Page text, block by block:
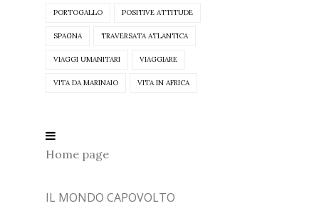
PORTOGALLO POSITIVE ATTITUDE
SPAGNA TRAVERSATA ATLANTICA
VIAGGI UMANITARI VIAGGIARE
VITA DA MARINAIO VITA IN AFRICA
Home page
IL MONDO CAPOVOLTO